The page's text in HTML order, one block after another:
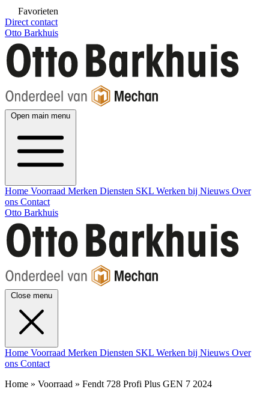
Favorieten
Direct contact
Otto Barkhuis
Open main menu
Home Voorraad Merken Diensten SKL Werken bij Nieuws Over
ons Contact
Otto Barkhuis
Close menu
Home Voorraad Merken Diensten SKL Werken bij Nieuws Over
ons Contact
Home » Voorraad » Fendt 728 Profi Plus GEN 7 2024